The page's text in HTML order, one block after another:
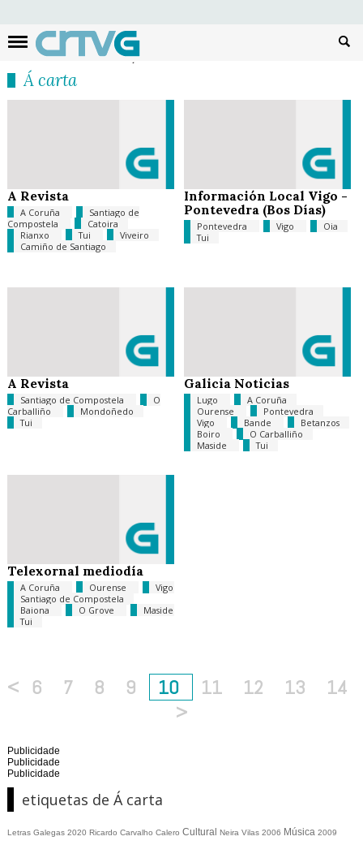
Á carta
A Revista
A Coruña
Santiago de
Compostela
Catoira
Rianxo
Tui
Viveiro
Camiño de Santiago
Información Local Vigo -
Pontevedra (Bos Días)
Pontevedra Vigo
Oia
Tui
A Revista
Santiago de Compostela
O
Carballiño
Mondoñedo
Tui
Galicia Noticias
Lugo
A Coruña
Ourense
Pontevedra
Vigo
Bande
Betanzos
Boiro
O Carballiño
Maside
Tui
Telexornal mediodía
A Coruña Ourense
Vigo
Santiago de Compostela
Baiona
O Grove
Maside
Tui
< 6 7 8 9 10 11 12 13
14
>
Publicidade
Publicidade
Publicidade
etiquetas de Á carta
Letras Galegas 2020 Ricardo Carvalho Calero Cultural Neira Vilas 2006 Música 2009